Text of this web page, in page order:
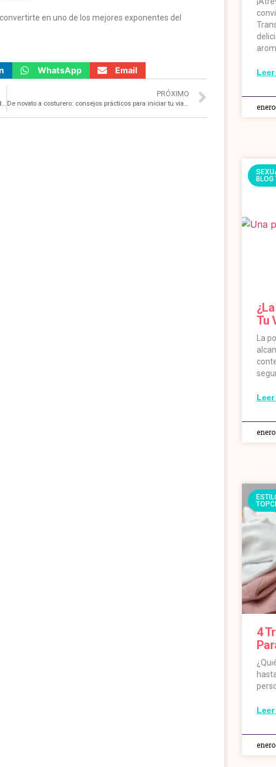
en uno de los mejores exponentes del
WhatsApp Email
Innovación en acción: estrategias para impulsar la creatividad empresarial
PRÓXIMO
De novato a costurero: consejos prácticos para iniciar tu viaje en la costura
Leer
enero
Tu
La
Leer
enero
4
Leer
enero